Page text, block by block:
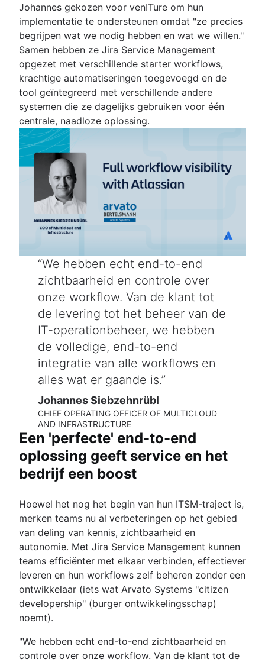
Johannes gekozen voor venITure om hun
implementatie te ondersteunen omdat "ze precies
begrijpen wat we nodig hebben en wat we willen."
Samen hebben ze Jira Service Management
opgezet met verschillende starter workflows,
krachtige automatiseringen toegevoegd en de
tool geïntegreerd met verschillende andere
systemen die ze dagelijks gebruiken voor één
centrale, naadloze oplossing.
We hebben echt end-to-end
zichtbaarheid en controle over
onze workflow. Van de klant tot
de levering tot het beheer van de
IT-operationbeheer, we hebben
de volledige, end-to-end
integratie van alle workflows en
alles wat er gaande is.
Johannes Siebzehnrübl
CHIEF OPERATING OFFICER OF MULTICLOUD
AND INFRASTRUCTURE
Een 'perfecte' end-to-end
oplossing geeft service en het
bedrijf een boost
Hoewel het nog het begin van hun ITSM-traject is,
merken teams nu al verbeteringen op het gebied
van deling van kennis, zichtbaarheid en
autonomie. Met Jira Service Management kunnen
teams efficiënter met elkaar verbinden, effectiever
leveren en hun workflows zelf beheren zonder een
ontwikkelaar (iets wat Arvato Systems "citizen
developership" (burger ontwikkelingsschap)
noemt).
"We hebben echt end-to-end zichtbaarheid en
controle over onze workflow. Van de klant tot de